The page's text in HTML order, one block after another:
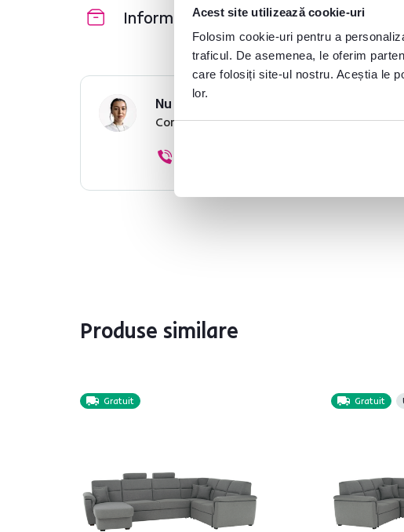
Acest site utilizează cookie-uri
Folosim cookie-uri pentru a
traficul. De asemenea, le oferim
care folosiți site-ul nostru. Aceștia le
lor.
Informații despre ambalare
Nu ați găsit informațiile dorite?
Contactați-ne și vă vom ajuta cu plăcere
Produse similare
Gratuit Gratuit